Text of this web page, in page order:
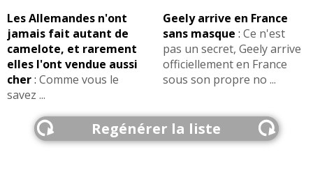
Les Allemandes n'ont
jamais fait autant de
camelote, et rarement
elles l'ont vendue aussi
cher: Comme vous le
savez ...
Geely arrive en France
sans masque : Ce n'est
pas un secret, Geely arrive
officiellement en France
sous son propre no ...
Regénérer la liste